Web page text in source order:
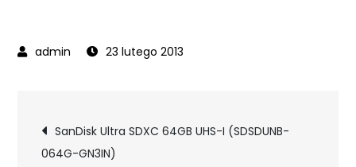
23 lutego 2013
Nawigacja
SanDisk Ultra SDXC 64GB UHS-I (SDSDUNB-
064G-GN3IN)